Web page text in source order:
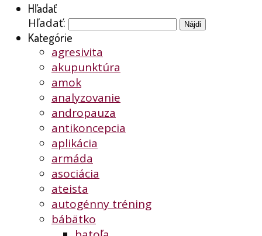
Hľadať
Hľadať:
Kategórie
agresivita
akupunktúra
amok
analyzovanie
andropauza
antikoncepcia
aplikácia
armáda
asociácia
ateista
autogénny tréning
bábätko